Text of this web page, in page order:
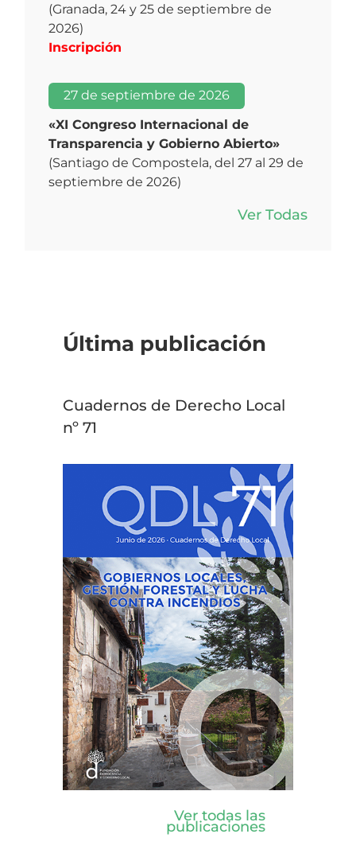
(Granada, 24 y 25 de septiembre de
2026)
Inscripción
27 de septiembre de 2026
«XI Congreso Internacional de
Transparencia y Gobierno Abierto»
(Santiago de Compostela, del 27 al 29 de
septiembre de 2026)
Ver Todas
Última publicación
Cuadernos de Derecho Local
nº 71
Ver todas las
publicaciones